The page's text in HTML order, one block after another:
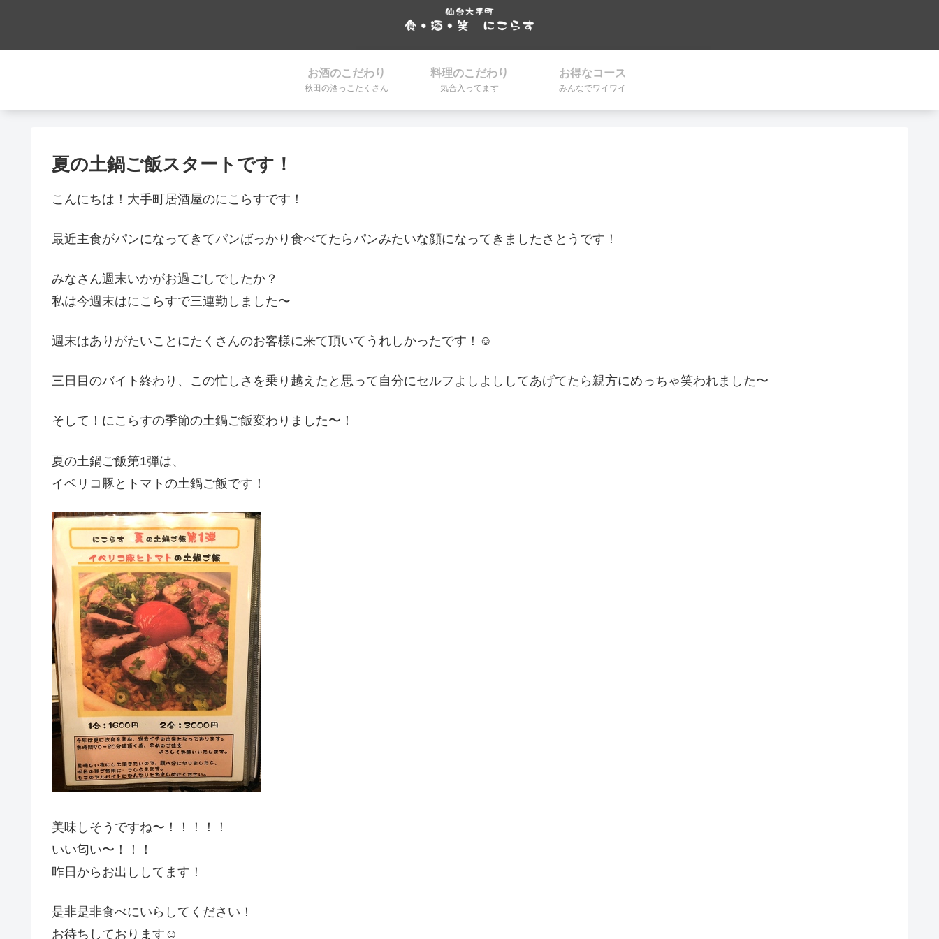
お酒のこだわり
秋田の酒っこたくさん
料理のこだわり
気合入ってます
お得なコース
みんなでワイワイ
夏の土鍋ご飯スタートです！
こんにちは！大手町居酒屋のにこらすです！
最近主食がパンになってきてパンばっかり食べてたらパンみたいな顔になってきましたさとうです！
みなさん週末いかがお過ごしでしたか？
私は今週末はにこらすで三連勤しました〜
週末はありがたいことにたくさんのお客様に来て頂いてうれしかったです！☺︎
三日目のバイト終わり、この忙しさを乗り越えたと思って自分にセルフよしよししてあげてたら親方にめっちゃ笑われました〜
そして！にこらすの季節の土鍋ご飯変わりました〜！
夏の土鍋ご飯第1弾は、
イベリコ豚とトマトの土鍋ご飯です！
美味しそうですね〜！！！！！
いい匂い〜！！！
昨日からお出ししてます！
是非是非食べにいらしてください！
お待ちしております☺︎